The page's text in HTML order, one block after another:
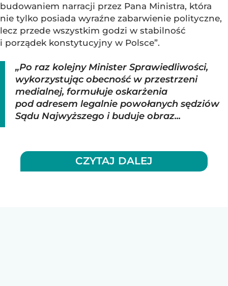
budowaniem narracji przez Pana Ministra, która
nie tylko posiada wyraźne zabarwienie polityczne,
lecz przede wszystkim godzi w stabilność
i porządek konstytucyjny w Polsce”.
„Po raz kolejny Minister Sprawiedliwości,
wykorzystując obecność w przestrzeni
medialnej, formułuje oskarżenia
pod adresem legalnie powołanych sędziów
Sądu Najwyższego i buduje obraz...
CZYTAJ DALEJ